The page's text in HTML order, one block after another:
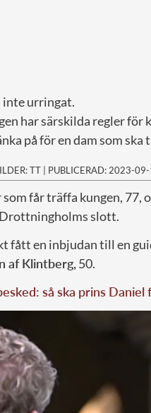
inte urringat.
har särskilda regler för
på för en dam som ska
TT | PUBLICERAD: 2023-
får träffa kungen,
slott.
fått en inbjudan till en
af Klintberg, 50.
så ska prins Daniel